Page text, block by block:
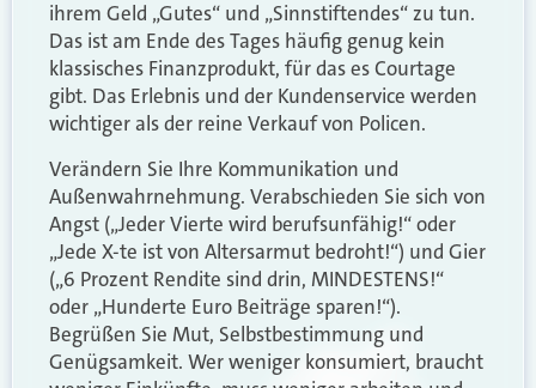
ihrem Geld „Gutes“ und „Sinnstiftendes“ zu tun.
Das ist am Ende des Tages häufig genug kein
klassisches Finanzprodukt, für das es Courtage
gibt. Das Erlebnis und der Kundenservice werden
wichtiger als der reine Verkauf von Policen.
Verändern Sie Ihre Kommunikation und
Außenwahrnehmung. Verabschieden Sie sich von
Angst („Jeder Vierte wird berufsunfähig!“ oder
„Jede X-te ist von Altersarmut bedroht!“) und Gier
(„6 Prozent Rendite sind drin, MINDESTENS!“
oder „Hunderte Euro Beiträge sparen!“).
Begrüßen Sie Mut, Selbstbestimmung und
Genügsamkeit. Wer weniger konsumiert, braucht